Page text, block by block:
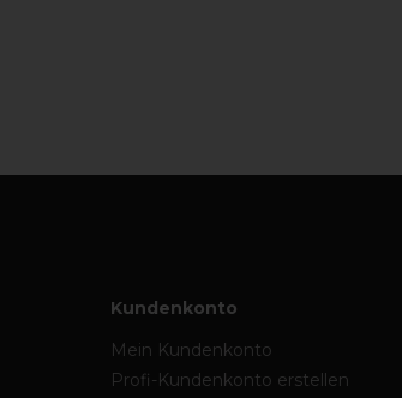
Kundenkonto
Mein Kundenkonto
Profi-Kundenkonto erstellen